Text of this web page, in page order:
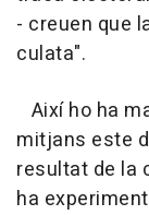
- creuen que
culata".
Així ho ha
mitjans este
resultat de la
ha